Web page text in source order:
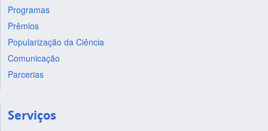
Programas
Prêmios
Popularização da Ciência
Comunicação
Parcerias
Serviços